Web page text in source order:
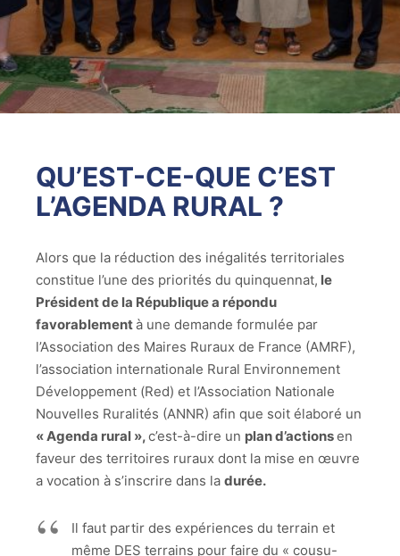
QU’EST-CE-QUE C’EST
L’AGENDA RURAL ?
Alors que la réduction des inégalités territoriales
constitue l’une des priorités du quinquennat, le
Président de la République a répondu
favorablementà une demande formulée par
l’Association des Maires Ruraux de France (AMRF),
l’association internationale Rural Environnement
Développement (Red) et l’Association Nationale
Nouvelles Ruralités (ANNR) afin que soit élaboré un
« Agenda rural »,c’est-à-dire un plan d’actionsen
faveur des territoires ruraux dont la mise en œuvre
a vocation à s’inscrire dans la durée.
Il faut partir des expériences du terrain et
même DES terrains pour faire du « cousu-